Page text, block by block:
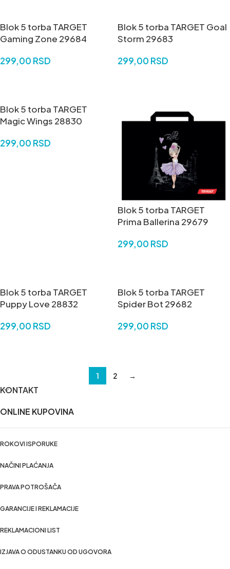
Blok 5 torba TARGET
Gaming Zone 29684
299,00 RSD
Blok 5 torba TARGET Goal
Storm 29683
299,00 RSD
Blok 5 torba TARGET
Magic Wings 28830
299,00 RSD
Blok 5 torba TARGET
Prima Ballerina 29679
299,00 RSD
Blok 5 torba TARGET
Puppy Love 28832
299,00 RSD
Blok 5 torba TARGET
Spider Bot 29682
299,00 RSD
1 2 →
KONTAKT
ONLINE KUPOVINA
ROKOVI ISPORUKE
NAČINI PLAĆANJA
PRAVA POTROŠAČA
GARANCIJE I REKLAMACIJE
REKLAMACIONI LIST
IZJAVA O ODUSTANKU OD UGOVORA